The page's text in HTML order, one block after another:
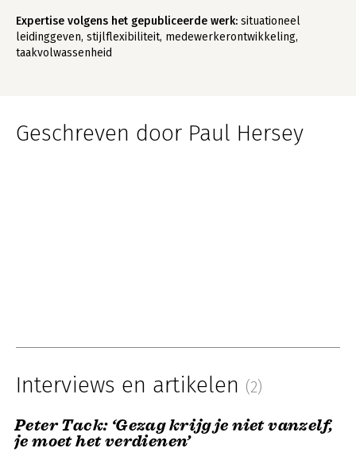
Expertise volgens het gepubliceerde werk: situationeel
leidinggeven, stijlflexibiliteit, medewerkerontwikkeling,
taakvolwassenheid
Geschreven door Paul Hersey
Interviews en artikelen (2)
Peter Tack: ‘Gezag krijg je niet vanzelf,
je moet het verdienen’